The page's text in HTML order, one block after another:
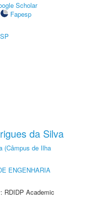
Scholar
Fapesp
da Silva
(Câmpus de Ilha
ENGENHARIA
RDIDP Academic